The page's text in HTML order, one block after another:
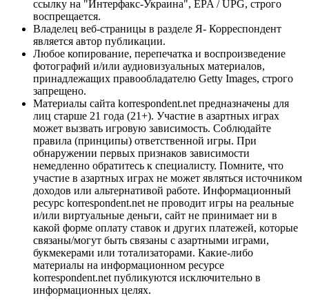
ссылку на "Интерфакс-Украина", EPA / UPG, строго
воспрещается.
Владелец веб-страницы в разделе Я- Корреспондент
является автор публикации.
Любое копирование, перепечатка и воспроизведение
фотографий и/или аудиовизуальных материалов,
принадлежащих правообладателю Getty Images, строго
запрещено.
Материалы сайта korrespondent.net предназначены для
лиц старше 21 года (21+). Участие в азартных играх
может вызвать игровую зависимость. Соблюдайте
правила (принципы) ответственной игры. При
обнаружении первых признаков зависимости
немедленно обратитесь к специалисту. Помните, что
участие в азартных играх не может являться источником
доходов или альтернативой работе. Информационный
ресурс korrespondent.net не проводит игры на реальные
и/или виртуальные деньги, сайт не принимает ни в
какой форме оплату ставок и других платежей, которые
связаны/могут быть связаны с азартными играми,
букмекерами или тотализаторами. Какие-либо
материалы на информационном ресурсе
korrespondent.net публикуются исключительно в
информационных целях.